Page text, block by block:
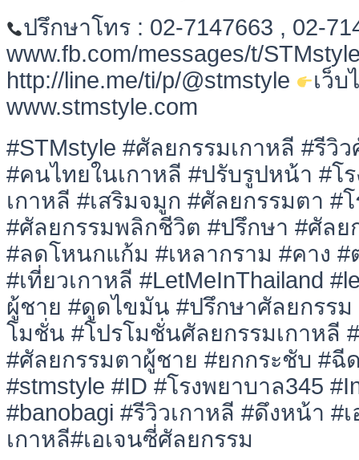
ปรึกษาโทร : 02-7147663 , 02-
www.fb.com/messages/t/
http://line.me/ti/p/@stmstyle
เว็บ
www.stmstyle.com
#STMstyle #ศัลยกรรมเกาหลี #รีวิ
#คนไทยในเกาหลี #ปรับรูปหน้า #โ
เกาหลี #เสริมจมูก #ศัลยกรรมตา #
#ศัลยกรรมพลิกชีวิต #ปรึกษา #ศัลย
#ลดโหนกแก้ม #เหลากราม #คาง
#เที่ยวเกาหลี #LetMeInThailand
ผู้ชาย #ดูดไขมัน #ปรึกษาศัลยกรรม
โมชั่น #โปรโมชั่นศัลยกรรมเกาหลี
#ศัลยกรรมตาผู้ชาย #ยกกระชับ #
#stmstyle #ID #โรงพยาบาล345
#banobagi #รีวิวเกาหลี #ดึงหน้า #
เกาหลี#เอเจนซี่ศัลยกรรม